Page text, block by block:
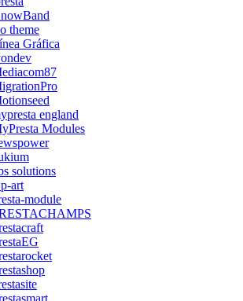
theme
Gráfica
england
Modules
solutions
art
module